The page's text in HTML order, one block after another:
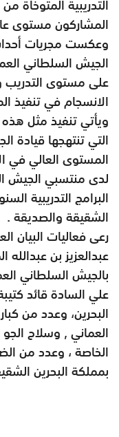
المشاركون مستوى
وعكست مجريات
الجيش السلطاني
على مستوى التدريب
الانسجام في تنفيذ
ويأتي تنفيذ مثل هذه
التي تنتهجها قيادة
المستوى العالي في
لدى منتسبي الجيش
البرامج التدريبية
الشقيقة والصديقة .
رعى فعاليات البيان
بالجيش السلطاني
البحرين، وعدد من
العماني , وسلاح
الخاصة ، وعدد من
بمملكة البحرين